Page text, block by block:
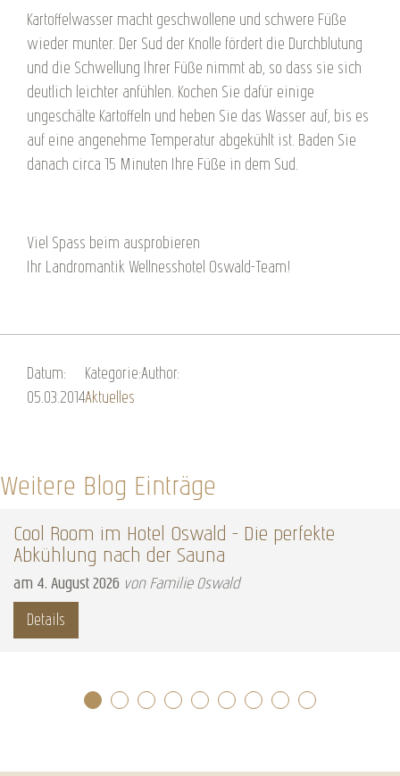
Kartoffelwasser macht geschwollene und schwere Füße
wieder munter. Der Sud der Knolle fördert die Durchblutung
und die Schwellung Ihrer Füße nimmt ab, so dass sie sich
deutlich leichter anfühlen. Kochen Sie dafür einige
ungeschälte Kartoffeln und heben Sie das Wasser auf, bis es
auf eine angenehme Temperatur abgekühlt ist. Baden Sie
danach circa 15 Minuten Ihre Füße in dem Sud.
Viel Spass beim ausprobieren
Ihr Landromantik Wellnesshotel Oswald-Team!
Datum:
05.03.2014
Kategorie:
Aktuelles
Author:
Weitere Blog Einträge
Cool Room im Hotel Oswald – Die perfekte
Abkühlung nach der Sauna
am 4. August 2026 von Familie Oswald
Details